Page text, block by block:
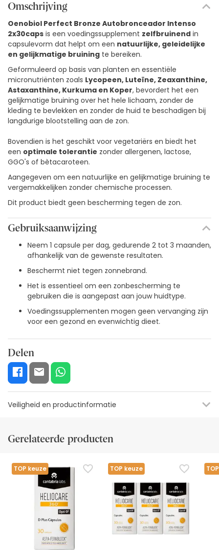
Omschrijving
Oenobiol Perfect Bronze Autobronceador Intenso
2x30caps is een voedingssupplement zelfbruinend in
capsulevorm dat helpt om een natuurlijke, geleidelijke
en gelijkmatige bruining te bereiken.
Geformuleerd op basis van planten en essentiële
micronutriënten zoals Lycopeen, Luteïne, Zeaxanthine,
Astaxanthine, Kurkuma en Koper, bevordert het een
gelijkmatige bruining over het hele lichaam, zonder de
kleding te bevlekken en zonder de huid te beschadigen bij
langdurige blootstelling aan de zon.
Bovendien is het geschikt voor vegetariërs en biedt het
een optimale tolerantie zonder allergenen, lactose,
GGO's of bètacaroteen.
Aangegeven om een natuurlijke en gelijkmatige bruining te
vergemakkelijken zonder chemische processen.
Dit product biedt geen bescherming tegen de zon.
Gebruiksaanwijzing
Neem 1 capsule per dag, gedurende 2 tot 3 maanden,
afhankelijk van de gewenste resultaten.
Beschermt niet tegen zonnebrand.
Het is essentieel om een zonbescherming te
gebruiken die is aangepast aan jouw huidtype.
Voedingssupplementen mogen geen vervanging zijn
voor een gezond en evenwichtig dieet.
Delen
Veiligheid en productinformatie
Etiketinformatie
Voedingssupplementen mogen niet worden gebruikt als
vervanging voor een evenwichtige en gevarieerde voeding
en een gezonde levensstijl.
Houd buiten het bereik van kleine kinderen. Overschrijd de
uitdrukkelijk aanbevolen dosis niet. Niet gebruiken door
zwangere vrouwen of vrouwen die borstvoeding geven,
moeders die borstvoeding geven en kinderen jonger dan 14
jaar. Niet consumeren als op dezelfde dag andere
voedingssupplementen worden ingenomen die
Gerelateerde producten
TOP keuze TOP keuze